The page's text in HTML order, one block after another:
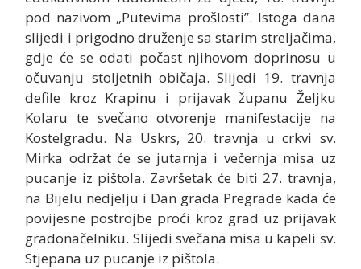
pod nazivom „Putevima prošlosti”. Istoga dana
slijedi i prigodno druženje sa starim streljačima,
gdje će se odati počast njihovom doprinosu u
očuvanju stoljetnih običaja. Slijedi 19. travnja
defile kroz Krapinu i prijavak županu Željku
Kolaru te svečano otvorenje manifestacije na
Kostelgradu. Na Uskrs, 20. travnja u crkvi sv.
Mirka održat će se jutarnja i večernja misa uz
pucanje iz pištola. Završetak će biti 27. travnja,
na Bijelu nedjelju i Dan grada Pregrade kada će
povijesne postrojbe proći kroz grad uz prijavak
gradonačelniku. Slijedi svečana misa u kapeli sv.
Stjepana uz pucanje iz pištola.